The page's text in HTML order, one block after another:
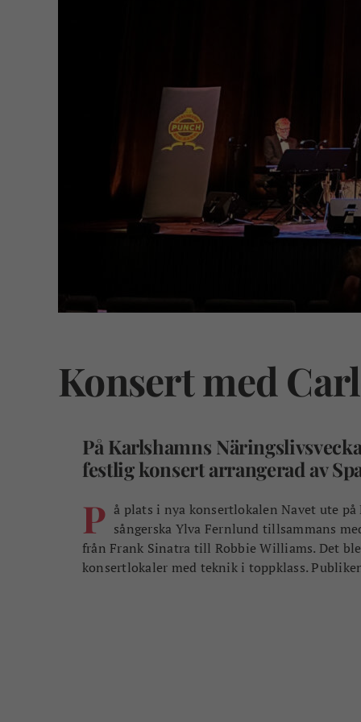
Konsert med
På Karlshamns
festlig konsert arrangerad av
P å plats i nya konsertlokalen Navet ute på
sångerska Ylva Fernlund tillsammans
från Frank Sinatra till Robbie Williams. Det
konsertlokaler med teknik i toppklass.